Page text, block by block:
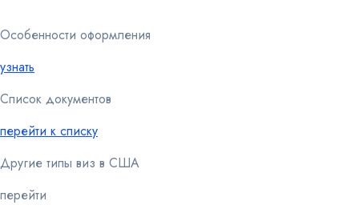
Особенности оформления
узнать
Список документов
перейти к списку
Другие типы виз в США
перейти